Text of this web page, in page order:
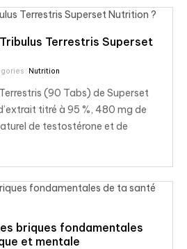
Terrestris Superset
: Nutrition
(90 Tabs) de Superset
titré à 95 %, 480 mg de
de testostérone et de
briques fondamentales
et mentale